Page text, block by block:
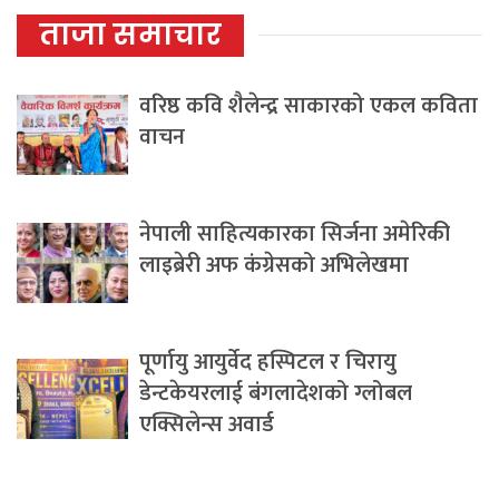
ताजा समाचार
वरिष्ठ कवि शैलेन्द्र साकारको एकल कविता
वाचन
नेपाली साहित्यकारका सिर्जना अमेरिकी
लाइब्रेरी अफ कंग्रेसको अभिलेखमा
पूर्णायु आयुर्वेद हस्पिटल र चिरायु
डेन्टकेयरलाई बंगलादेशको ग्लोबल
एक्सिलेन्स अवार्ड